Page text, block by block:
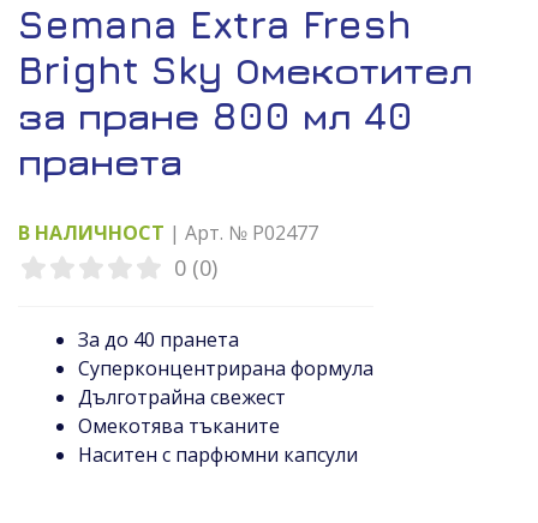
Semana Extra Fresh
Bright Sky Омекотител
за пране 800 мл 40
пранета
В НАЛИЧНОСТ | Арт. № P02477
0 (0)
За до 40 пранета
Суперконцентрирана формула
Дълготрайна свежест
Омекотява тъканите
Наситен с парфюмни капсули